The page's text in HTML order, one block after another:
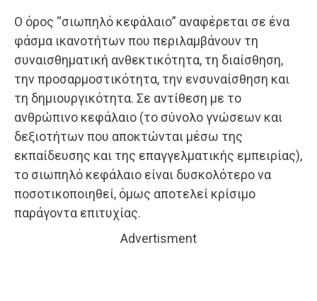
Ο όρος “σιωπηλό κεφάλαιο” αναφέρεται σε ένα
φάσμα ικανοτήτων που περιλαμβάνουν τη
συναισθηματική ανθεκτικότητα, τη διαίσθηση,
την προσαρμοστικότητα, την ενσυναίσθηση και
τη δημιουργικότητα. Σε αντίθεση με το
ανθρώπινο κεφάλαιο (το σύνολο γνώσεων και
δεξιοτήτων που αποκτώνται μέσω της
εκπαίδευσης και της επαγγελματικής εμπειρίας),
το σιωπηλό κεφάλαιο είναι δυσκολότερο να
ποσοτικοποιηθεί, όμως αποτελεί κρίσιμο
παράγοντα επιτυχίας.
Advertisment